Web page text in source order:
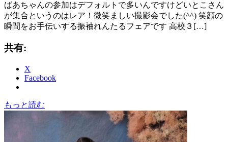
ばあちゃんの参加はデフォルトで多いんですけどいとこさん
が集合というのはレア！微笑ましい撮影会でした(^^) 笑顔の
瞬間をお手伝いする振袖れんたるフェアです 高校３[…]
共有:
X
Facebook
もっと読む